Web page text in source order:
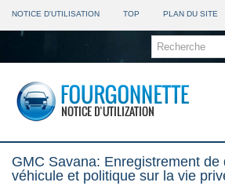
NOTICE D'UTILISATION TOP PLAN DU SITE
GMC Savana: Enregistrement de
véhicule et politique sur la vie